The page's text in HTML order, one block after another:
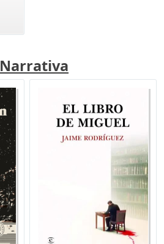
Narrativa